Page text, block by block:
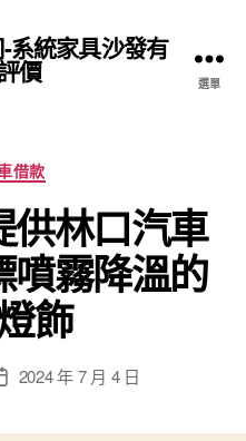
系統家具沙發有
價 選單
借款
供林口汽車
噴霧降溫的
飾
2024 年 7 月 4 日